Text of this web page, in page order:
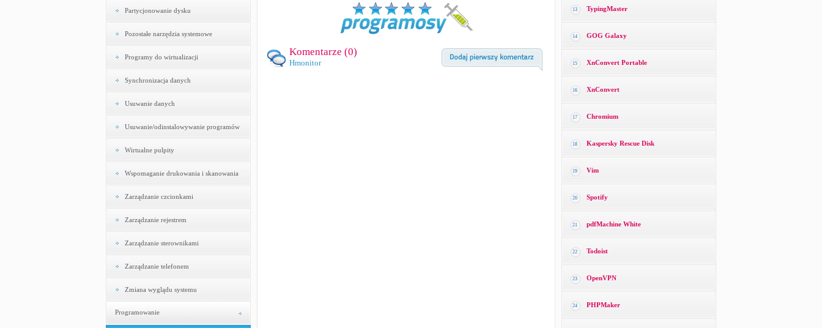
Partycjonowanie dysku
Pozostałe narzędzia systemowe
Programy do wirtualizacji
Synchronizacja danych
Usuwanie danych
Usuwanie/odinstalowywanie programów
Wirtualne pulpity
Wspomaganie drukowania i skanowania
Zarządzanie czcionkami
Zarządzanie rejestrem
Zarządzanie sterownikami
Zarządzanie telefonem
Zmiana wyglądu systemu
Programowanie
Komentarze (0)
Hmonitor
13 TypingMaster
14 GOG Galaxy
15 XnConvert Portable
16 XnConvert
17 Chromium
18 Kaspersky Rescue Disk
19 Vim
20 Spotify
21 pdfMachine White
22 Todoist
23 OpenVPN
24 PHPMaker